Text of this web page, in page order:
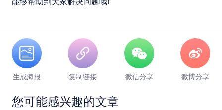
能够帮助到大家解决问题哦!
生成海报 复制链接 微信分享 微博分享
您可能感兴趣的文章